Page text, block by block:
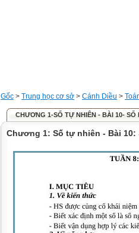
Gốc > Trung học cơ sở > Cánh Diều >
CHƯƠNG 1-SỐ TỰ NHIÊN - BÀI 10- SỐ
Chương 1: Số tự nhiên - Bài